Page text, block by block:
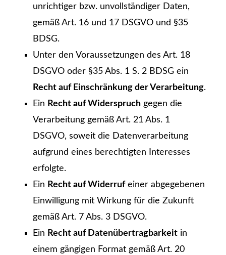
unrichtiger bzw. unvollständiger Daten,
gemäß Art. 16 und 17 DSGVO und §35
BDSG.
Unter den Voraussetzungen des Art. 18
DSGVO oder §35 Abs. 1 S. 2 BDSG ein
Recht auf Einschränkung der Verarbeitung.
Ein Recht auf Widerspruch gegen die
Verarbeitung gemäß Art. 21 Abs. 1
DSGVO, soweit die Datenverarbeitung
aufgrund eines berechtigten Interesses
erfolgte.
Ein Recht auf Widerrufeiner abgegebenen
Einwilligung mit Wirkung für die Zukunft
gemäß Art. 7 Abs. 3 DSGVO.
Ein Recht auf Datenübertragbarkeit in
einem gängigen Format gemäß Art. 20